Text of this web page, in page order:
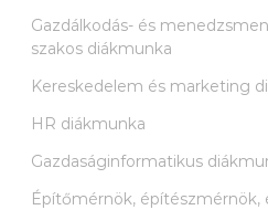
Gazdálkodás- és
szakos diákmunka
Kereskedelem és marketing
HR diákmunka
Gazdaságinformatikus
Építőmérnök,